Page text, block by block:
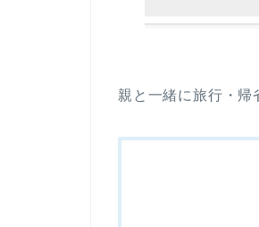
親と一緒に旅行・帰